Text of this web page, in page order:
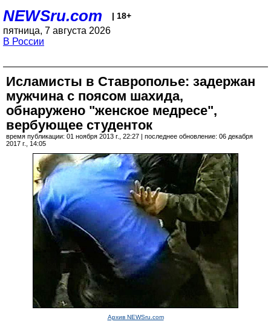
NEWSru.com | 18+
пятница, 7 августа 2026
В России
Исламисты в Ставрополье: задержан
мужчина с поясом шахида,
обнаружено "женское медресе",
вербующее студенток
время публикации: 01 ноября 2013 г., 22:27 | последнее обновление: 06 декабря
2017 г., 14:05
Архив NEWSru.com